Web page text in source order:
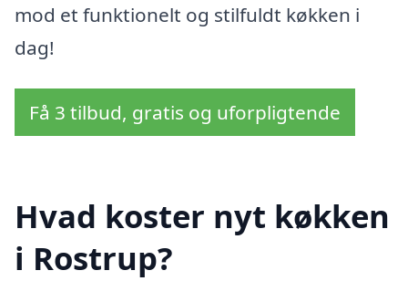
mod et funktionelt og stilfuldt køkken i
dag!
Få 3 tilbud, gratis og uforpligtende
Hvad koster nyt køkken
i Rostrup?